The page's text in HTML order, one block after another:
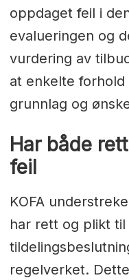
oppdaget feil i
evalueringen og
vurdering av
at enkelte
grunnlag og
Har både
feil
KOFA
har rett og plikt
regelverket.